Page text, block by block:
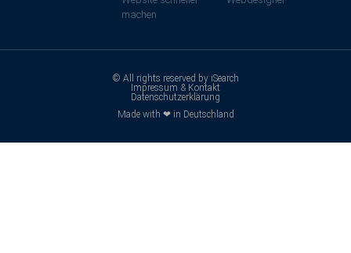
machen
© All rights reserved by iSearch
Impressum & Kontakt
Datenschutzerklärung
Made with ❤ in Deutschland